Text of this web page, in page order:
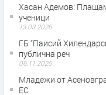
Хасан Адемов:
ученици
13.03.2026
ГБ "Паисий
публична реч
06.11.2025
Младежи от
ЕС